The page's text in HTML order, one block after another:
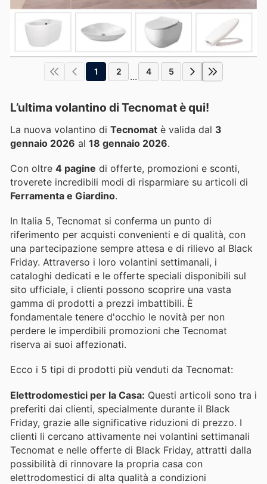
1 2 ... 4 5
L’ultima volantino di Tecnomat è qui!
La nuova volantino di Tecnomat è valida dal 3
gennaio 2026 al 18 gennaio 2026.
Con oltre 4 pagine di offerte, promozioni e sconti,
troverete incredibili modi di risparmiare su articoli di
Ferramenta e Giardino.
In Italia 5, Tecnomat si conferma un punto di
riferimento per acquisti convenienti e di qualità, con
una partecipazione sempre attesa e di rilievo al Black
Friday. Attraverso i loro volantini settimanali, i
cataloghi dedicati e le offerte speciali disponibili sul
sito ufficiale, i clienti possono scoprire una vasta
gamma di prodotti a prezzi imbattibili. È
fondamentale tenere d'occhio le novità per non
perdere le imperdibili promozioni che Tecnomat
riserva ai suoi affezionati.
Ecco i 5 tipi di prodotti più venduti da Tecnomat:
Elettrodomestici per la Casa: Questi articoli sono tra i
preferiti dai clienti, specialmente durante il Black
Friday, grazie alle significative riduzioni di prezzo. I
clienti li cercano attivamente nei volantini settimanali
Tecnomat e nelle offerte di Black Friday, attratti dalla
possibilità di rinnovare la propria casa con
elettrodomestici di alta qualità a condizioni